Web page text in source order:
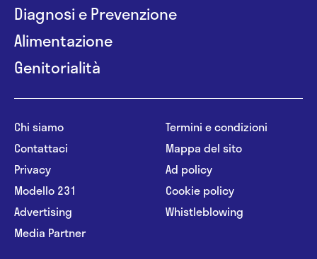
Diagnosi e Prevenzione
Alimentazione
Genitorialità
Chi siamo
Contattaci
Privacy
Modello 231
Advertising
Media Partner
Termini e condizioni
Mappa del sito
Ad policy
Cookie policy
Whistleblowing